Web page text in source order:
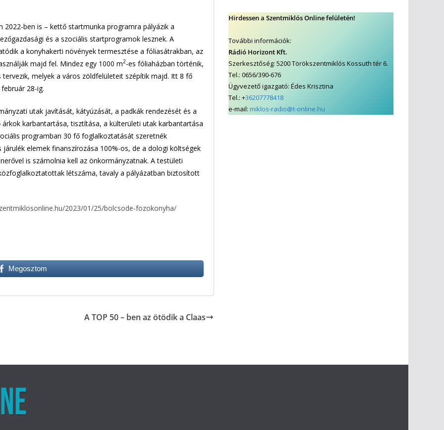
ben is – kettő startmunka programra pályázik a
és a szociális startprogramok lesznek. A
a konyhakerti növények termesztése a fóliasátrakban, az
majd fel. Mindez egy 1000 m2-es fóliaházban történik,
melyek a város zöldfelületeit szépítik majd. Itt 8 fő
28-ig.
utak javítását, kátyúzását, a padkák rendezését és a
karbantartása, tisztítása, a külterületi utak karbantartása
programban 30 fő foglalkoztatását szeretnék
elemek finanszírozása 100%-os, de a dologi költségek
is számolnia kell az önkormányzatnak. A testületi
létszáma, tavaly a pályázatban biztosított
2023/01/25/bolcsode-fozokonyha/
Megosztom
A TOP 50 – ben az ötödik a Claas
Hirdessen a Szentmiklós Online felületén!
További információk:
Rádió Horizont Kft.
Szerkesztőség: 5200 Törökszentmiklós Kossuth tér 6.
Tel.: 0656/390-676
Ügyvezető igazgató: Édes Krisztina
Tel.: +36207778418
e-mail: miklos-radio@t-online.hu